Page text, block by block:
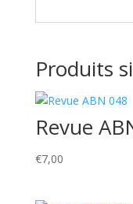
Produits
Revue
€7,00